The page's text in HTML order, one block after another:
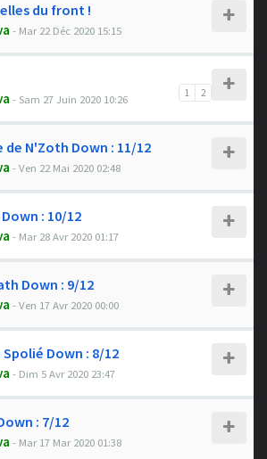
du front !
- Mar 22 Déc 2020 15:15
1 2
- Sam 27 Juin 2020 10:26
de N'Zoth Down : 11/12
- Ven 22 Mai 2020 02:48
: 10/12
- Mar 28 Avr 2020 01:17
Down : 9/12
- Ven 17 Avr 2020 00:00
Spolié Down : 8/12
- Dim 5 Avr 2020 23:47
: 7/12
- Mar 17 Mar 2020 01:38